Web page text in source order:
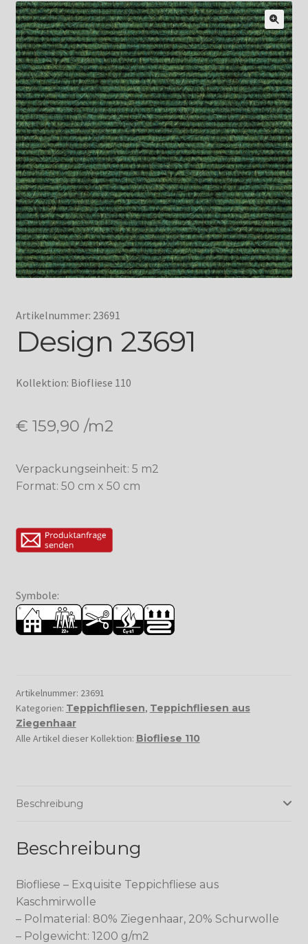
Artikelnummer: 23691
Design 23691
Kollektion: Biofliese 110
€ 159,90 /m2
Verpackungseinheit: 5 m2
Format: 50 cm x 50 cm
Symbole:
Artikelnummer: 23691
Kategorien: Teppichfliesen, Teppichfliesen aus
Ziegenhaar
Alle Artikel dieser Kollektion: Biofliese 110
Beschreibung
Beschreibung
Biofliese – Exquisite Teppichfliese aus
Kaschmirwolle
– Polmaterial: 80% Ziegenhaar, 20% Schurwolle
– Polgewicht: 1200 g/m2